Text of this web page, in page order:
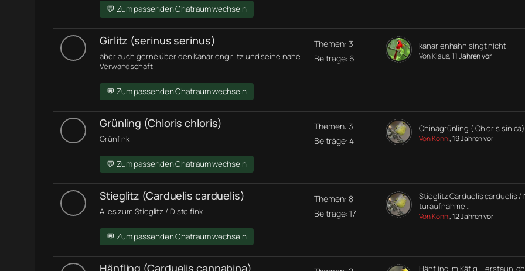
💬 Zum passenden Chatraum wechseln
Girlitz (serinus serinus)
aber auch gerne über den Kanariengirlitz und seine nahe
Verwandschaft
💬 Zum passenden Chatraum wechseln
Themen: 3
Beiträge: 6
kanarienhahn singt nicht
Von Klaus, 11 Jahren vor
Grünling (Chloris chloris)
Grünfink
💬 Zum passenden Chatraum wechseln
Themen: 3
Beiträge: 4
Chinagrünling ( Chloris sinica)
Von Konni, 19 Jahren vor
Stieglitz (Carduelis carduelis)
Alles zum Stieglitz / Distelfink
💬 Zum passenden Chatraum wechseln
Themen: 8
Beiträge: 17
Stieglitz Carduelis carduelis /
turaufnahme…
Von Konni, 12 Jahren vor
Hänfling im Käfig …